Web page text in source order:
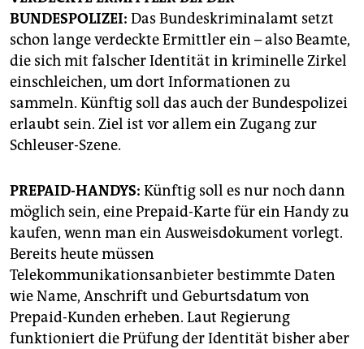
BUNDESPOLIZEI: Das Bundeskriminalamt setzt
schon lange verdeckte Ermittler ein – also Beamte,
die sich mit falscher Identität in kriminelle Zirkel
einschleichen, um dort Informationen zu
sammeln. Künftig soll das auch der Bundespolizei
erlaubt sein. Ziel ist vor allem ein Zugang zur
Schleuser-Szene.
PREPAID-HANDYS: Künftig soll es nur noch dann
möglich sein, eine Prepaid-Karte für ein Handy zu
kaufen, wenn man ein Ausweisdokument vorlegt.
Bereits heute müssen
Telekommunikationsanbieter bestimmte Daten
wie Name, Anschrift und Geburtsdatum von
Prepaid-Kunden erheben. Laut Regierung
funktioniert die Prüfung der Identität bisher aber